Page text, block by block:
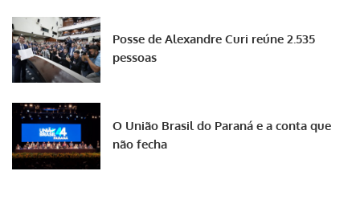
Posse de Alexandre Curi reúne 2.535
pessoas
O União Brasil do Paraná e a conta que
não fecha